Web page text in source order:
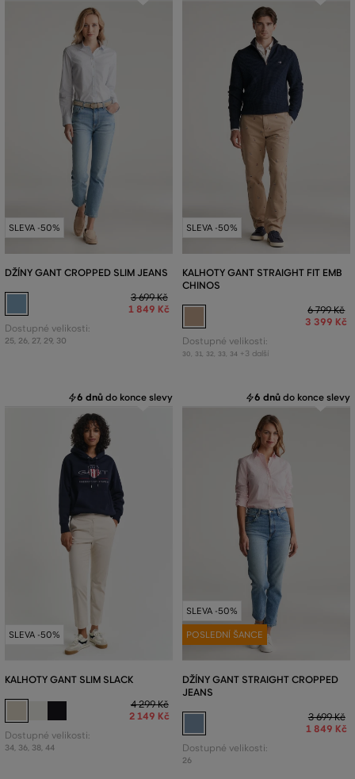
SLEVA -50%
DŽÍNY GANT CROPPED SLIM JEANS
3 699 Kč
1 849 Kč
Dostupné velikosti:
25, 26, 27, 29, 30
SLEVA -50%
KALHOTY GANT STRAIGHT FIT EMB
CHINOS
6 799 Kč
3 399 Kč
Dostupné velikosti:
30 31 32 33 34 +3 další
6 dnů do konce slevy
SLEVA -50%
KALHOTY GANT SLIM SLACK
4 299 Kč
2 149 Kč
Dostupné velikosti:
34 36, 38, 44
6 dnů do konce slevy
SLEVA -50%
POSLEDNÍ ŠANCE
DŽÍNY GANT STRAIGHT CROPPED
JEANS
3 699 Kč
1 849 Kč
Dostupné velikosti:
26